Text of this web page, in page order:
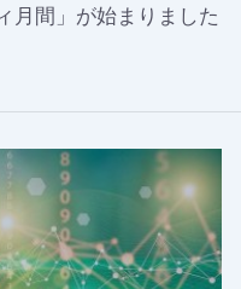
月間」が始まりました